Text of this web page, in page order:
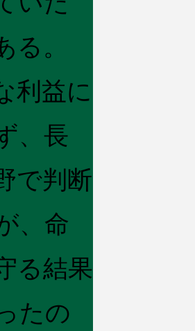
る。
利益に
、長
で判断
、命
る結果
たの